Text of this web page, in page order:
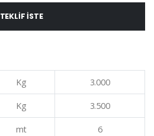
TEKLIF ISTE
Kg 3.000
Kg 3.500
mt 6